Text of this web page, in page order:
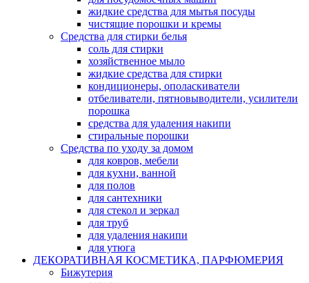
жидкие средства для мытья посуды
чистящие порошки и кремы
Средства для стирки белья
соль для стирки
хозяйственное мыло
жидкие средства для стирки
кондиционеры, ополаскиватели
отбеливатели, пятновыводители, усилители
порошка
средства для удаления накипи
стиральные порошки
Средства по уходу за домом
для ковров, мебели
для кухни, ванной
для полов
для сантехники
для стекол и зеркал
для труб
для удаления накипи
для утюга
ДЕКОРАТИВНАЯ КОСМЕТИКА, ПАРФЮМЕРИЯ
Бижутерия